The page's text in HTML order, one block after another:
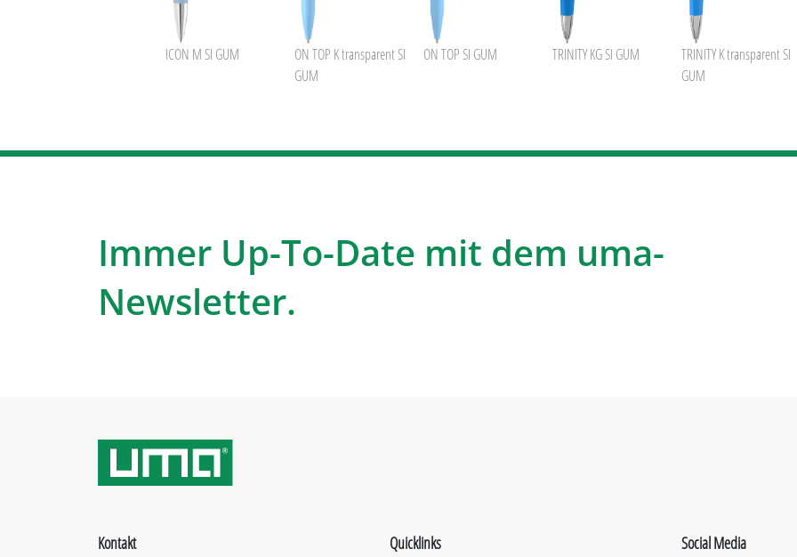
ICON M SI GUM
ON TOP K transparent SI
GUM
ON TOP SI GUM TRINITY KG SI GUM
TRINITY K transparent SI
GUM
Immer Up-To-Date mit dem uma-
Newsletter.
Kontakt
Quicklinks
Social Media